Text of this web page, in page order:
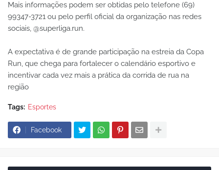
Mais informações podem ser obtidas pelo telefone (69)
99347-3721 ou pelo perfil oficial da organização nas redes
sociais, @superliga.run.
A expectativa é de grande participação na estreia da Copa
Run, que chega para fortalecer o calendário esportivo e
incentivar cada vez mais a prática da corrida de rua na
região
Tags: Esportes
Facebook